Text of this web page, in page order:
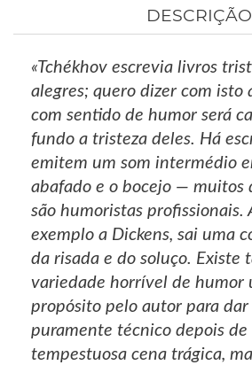
DESCRIÇÃO
«Tchékhov escrevia livros
alegres; quero dizer com isto
com sentido de humor será
fundo a tristeza deles. Há
emitem um som intermédio
abafado e o bocejo — muitos
são humoristas profissionais.
exemplo a Dickens, sai uma
da risada e do soluço. Existe
variedade horrível de humor
propósito pelo autor para dar
puramente técnico depois de
tempestuosa cena trágica,